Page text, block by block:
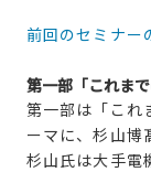
前回のセミナー
第一部「これま
第一部は「これ
ーマに、杉山博
杉山氏は大手電